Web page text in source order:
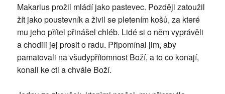
Makarius prožil mládí jako pastevec. Později zatoužil
žít jako poustevník a živil se pletením košů, za které
mu jeho přítel přinášel chléb. Lidé si o něm vyprávěli
a chodili jej prosit o radu. Připomínal jim, aby
pamatovali na všudypřítomnost Boží, a to co konají,
konali ke cti a chvále Boží.